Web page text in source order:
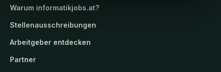
Warum informatikjobs.at?
Stellenausschreibungen
Arbeitgeber entdecken
Partner